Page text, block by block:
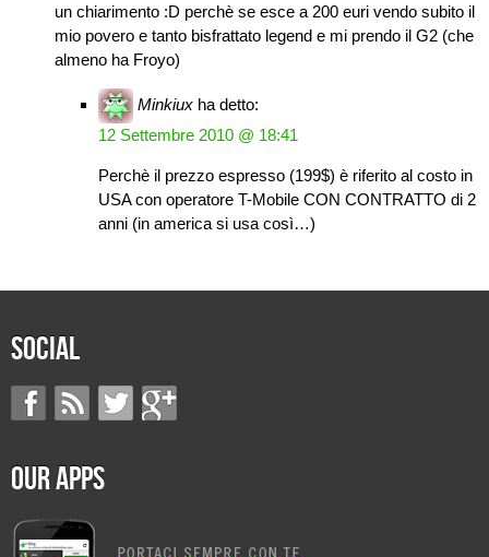
un chiarimento :D perchè se esce a 200 euri vendo subito il
mio povero e tanto bisfrattato legend e mi prendo il G2 (che
almeno ha Froyo)
Minkiux ha detto:
12 Settembre 2010 @ 18:41
Perchè il prezzo espresso (199$) è riferito al costo in
USA con operatore T-Mobile CON CONTRATTO di 2
anni (in america si usa così…)
Social
Our Apps